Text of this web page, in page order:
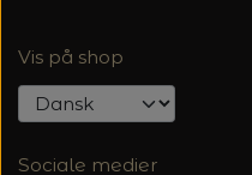
Vis på shop
Sociale medier